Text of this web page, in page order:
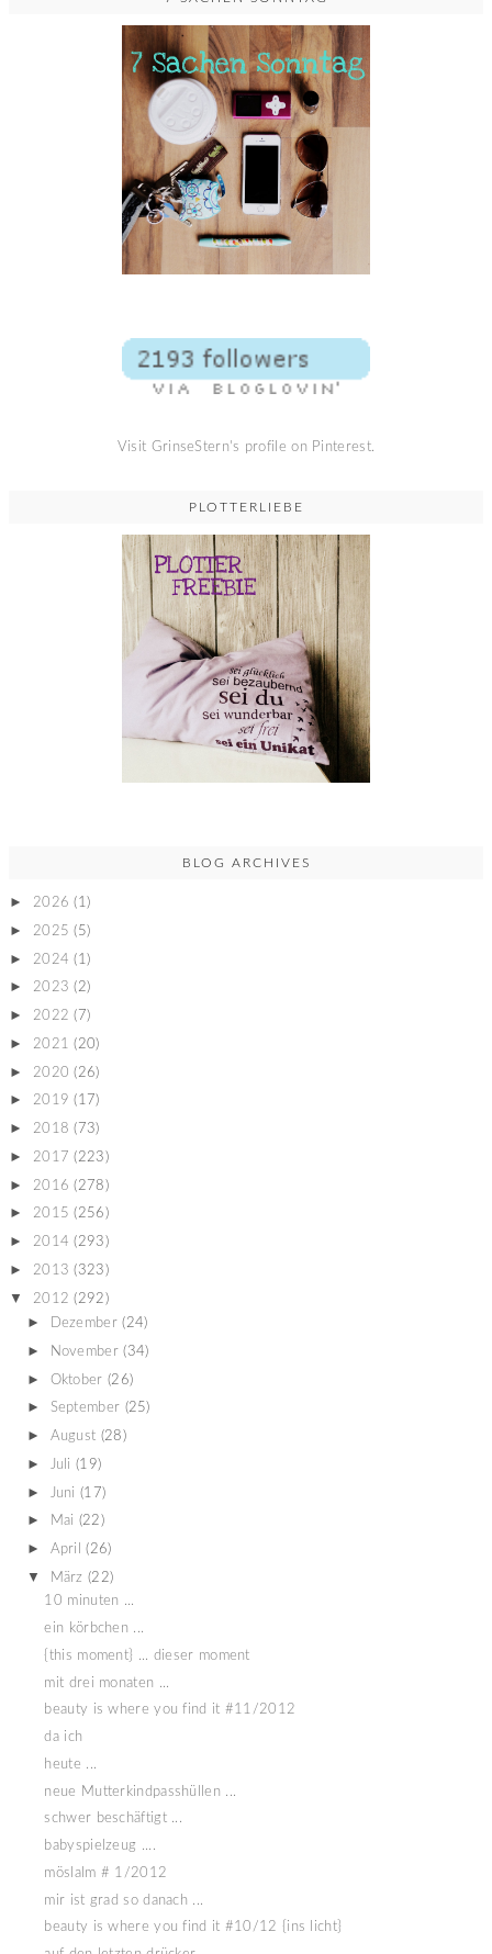
Visit GrinseStern's profile on Pinterest.
PLOTTERLIEBE
BLOG ARCHIVES
► 2026 (1)
► 2025 (5)
► 2024 (1)
► 2023 (2)
► 2022 (7)
► 2021 (20)
► 2020 (26)
► 2019 (17)
► 2018 (73)
► 2017 (223)
► 2016 (278)
► 2015 (256)
► 2014 (293)
► 2013 (323)
▼ 2012 (292)
► Dezember (24)
► November (34)
► Oktober (26)
► September (25)
► August (28)
► Juli (19)
► Juni (17)
► Mai (22)
► April (26)
▼ März (22)
10 minuten ...
ein körbchen ...
{this moment} ... dieser moment
mit drei monaten ...
beauty is where you find it #11/2012
da ich
heute ...
neue Mutterkindpasshüllen ...
schwer beschäftigt ...
babyspielzeug ....
möslalm # 1/2012
mir ist grad so danach ...
beauty is where you find it #10/12 {ins licht}